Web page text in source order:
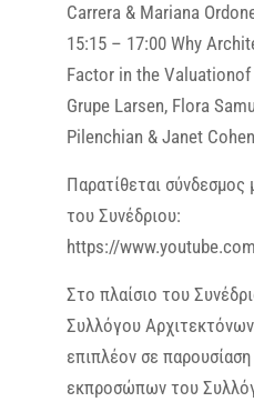
Carrera & Mariana
15:15 – 17:00 Why
Factor in the
Grupe Larsen, Flora
Pilenchian & Janet
Παρατίθεται σύνδεσμος
του Συνέδριου:
https://
Στο πλαίσιο του
Συλλόγου
επιπλέον σε
εκπροσώπων του